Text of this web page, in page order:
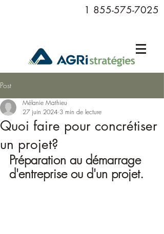
1 855-575-7025
Post
Quoi faire pour concrétiser
un projet?
Mélanie Mathieu
27 juin 2024 3 min de lecture
Préparation au démarrage
d'entreprise ou d'un projet.